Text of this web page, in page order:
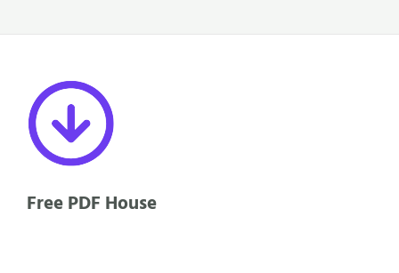
Free PDF House